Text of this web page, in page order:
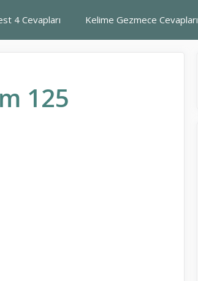
4 Cevapları Kelime Gezmece Cevapları
125